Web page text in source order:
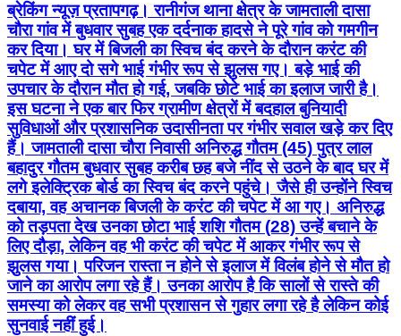
ब्रेकिंग न्यूज़ प्रतापगढ़। रानीगंज थाना क्षेत्र के जामताली दासा
चौरा गांव में बुधवार सुबह एक दर्दनाक हादसे ने पूरे गांव को गमगीन
कर दिया। घर में बिजली का स्विच बंद करने के दौरान करंट की
चपेट में आए दो सगे भाई गंभीर रूप से झुलस गए। बड़े भाई की
उपचार के दौरान मौत हो गई, जबकि छोटे भाई का इलाज जारी है।
इस घटना ने एक बार फिर ग्रामीण क्षेत्रों में बदहाल बुनियादी
सुविधाओं और प्रशासनिक उदासीनता पर गंभीर सवाल खड़े कर दिए
हैं। जामताली दासा चौरा निवासी अनिरुद्ध गौतम (45) पुत्र लाल
बहादुर गौतम बुधवार सुबह करीब छह बजे नींद से उठने के बाद घर में
लगे इलेक्ट्रिक बोर्ड का स्विच बंद करने पहुंचे। जैसे ही उन्होंने स्विच
दबाया, वह अचानक बिजली के करंट की चपेट में आ गए। अनिरुद्ध
को तड़पता देख उनका छोटा भाई शशि गौतम (28) उन्हें बचाने के
लिए दौड़ा, लेकिन वह भी करंट की चपेट में आकर गंभीर रूप से
झुलस गया। परिजन रास्ता न होने से इलाज में विलंब होने से मौत हो
जाने का आरोप लगा रहे हैं। उनका आरोप है कि सालों से रास्ते की
समस्या को लेकर वह सभी प्रशासन से गुहार लगा रहे है लेकिन कोई
सुनवाई नहीं हुई।